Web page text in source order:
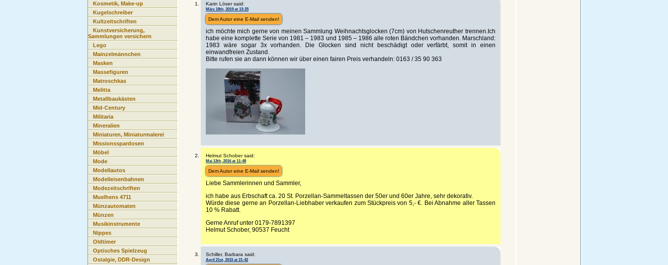
Karin Löser said:
März 18th, 2019 at 13:25
Dem Autor eine E-Mail senden!
ich möchte mich gerne von meinen Sammlung Weihnachtsglocken (7cm) von Hutschenreuther trennen.Ich
habe eine komplette Serie von 1981 – 1983 und 1985 – 1986 alle roten Bändchen vorhanden. Marschland:
1983 wäre sogar 3x vorhanden. Die Glocken sind nicht beschädigt oder verfärbt, somit in einen
einwandfreien Zustand.
Bitte rufen sie an dann können wir über einen fairen Preis verhandeln: 0163 / 35 90 363
Helmut Schober said:
Mai 13th, 2016 at 11:48
Dem Autor eine E-Mail senden!
Liebe Sammlerinnen und Sammler,
ich habe aus Erbschaft ca. 20 St. Porzellan-Sammeltassen der 50er und 60er Jahre, sehr dekorativ.
Würde diese gerne an Porzellan-Liebhaber verkaufen zum Stückpreis von 5,- €. Bei Abnahme aller Tassen
10 % Rabatt.
Gerne Anruf unter 0179-7891397
Helmut Schober, 90537 Feucht
Schiller, Barbara said:
April 21st, 2015 at 21:42
Kosmetik, Make-up
Kugelschreiber
Kultzeitschriften
Kunstversicherung,
Sammlungen versichern
Lego
Mainzelmännchen
Masken
Massefiguren
Matroschkas
Melitta
Metallbaukästen
Mid-Century
Militaria
Mineralien
Miniaturen, Miniaturmalerei
Missionsspardosen
Möbel
Mode
Modellautos
Modelleisenbahnen
Modezeitschriften
Muelhens 4711
Münzautomaten
Münzen
Musikinstrumente
Nippes
Oldtimer
Optisches Spielzeug
Ostalgie, DDR-Design